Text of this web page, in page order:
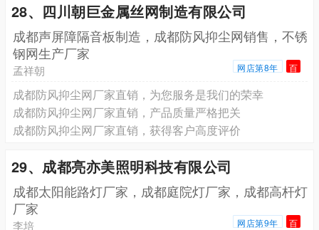
28、四川朝巨金属丝网制造有限公司
成都声屏障隔音板制造，成都防风抑尘网销售，不锈
钢网生产厂家
孟祥朝 网店第8年 百
成都防风抑尘网厂家直销，为您服务是我们的荣幸
成都防风抑尘网厂家直销，产品质量严格把关
成都防风抑尘网厂家直销，获得客户高度评价
29、成都亮亦美照明科技有限公司
成都太阳能路灯厂家，成都庭院灯厂家，成都高杆灯
厂家
李培 网店第9年 百